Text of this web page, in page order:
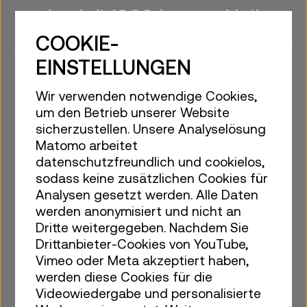
Im Juli 1969 betrat Neil
Armstrong als erster Mensch
den Mond. Damals galt die
Mondlandung als „größtes
Abenteuer der Menschheit“.
Zum 50. Jahrestag der
Mondlandung ließ das
Technische Museum die
technische Großtat
wiederaufleben und zeigte
seine Großmodelle des
Apolloprogramms der NASA.
COOKIE-
EINSTELLUNGEN
Wir verwenden notwendige Cookies,
um den Betrieb unserer Website
sicherzustellen. Unsere Analyselösung
Matomo arbeitet
datenschutzfreundlich und cookielos,
sodass keine zusätzlichen Cookies für
Analysen gesetzt werden. Alle Daten
werden anonymisiert und nicht an
Dritte weitergegeben. Nachdem Sie
Drittanbieter-Cookies von YouTube,
Vimeo oder Meta akzeptiert haben,
werden diese Cookies für die
Videowiedergabe und personalisierte